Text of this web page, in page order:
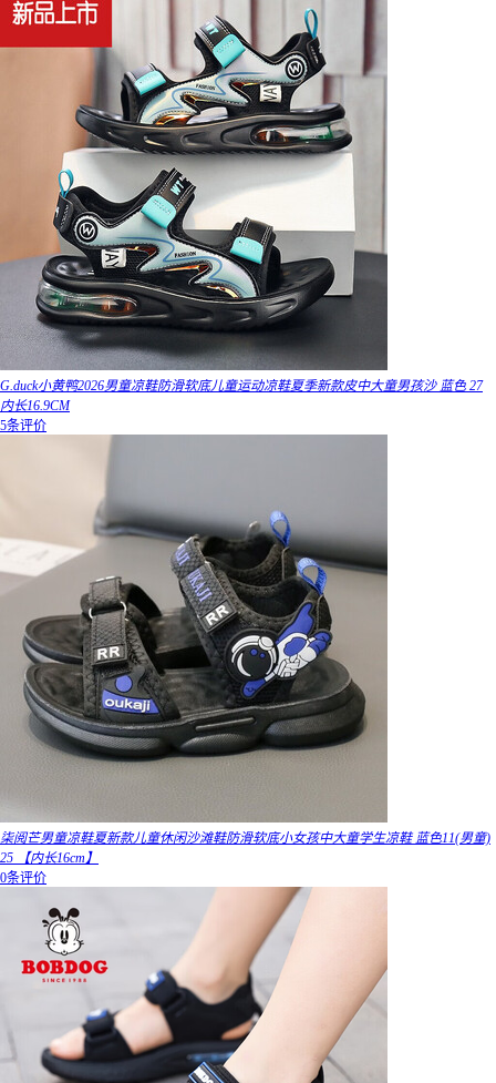
G.duck小黄鸭2026男童凉鞋防滑软底儿童运动凉鞋夏季新款皮中大童男孩沙 蓝色 27
内长16.9CM
5条评价
柒阅芒男童凉鞋夏新款儿童休闲沙滩鞋防滑软底小女孩中大童学生凉鞋 蓝色11(男童)
25 【内长16cm】
0条评价